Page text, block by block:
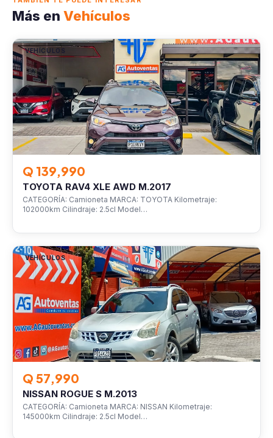
Más en Vehículos
VEHÍCULOS
Q 139,990
TOYOTA RAV4 XLE AWD M.2017
CATEGORÍA: Camioneta MARCA: TOYOTA Kilometraje:
102000km Cilindraje: 2.5cl Model…
VEHÍCULOS
Q 57,990
NISSAN ROGUE S M.2013
CATEGORÍA: Camioneta MARCA: NISSAN Kilometraje:
145000km Cilindraje: 2.5cl Model…